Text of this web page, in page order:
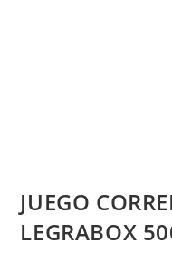
JUEGO
LEGRABOX